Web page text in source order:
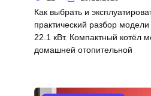
Как выбрать и
практический разбор
22.1 кВт. Компактный котёл
домашней отопительной